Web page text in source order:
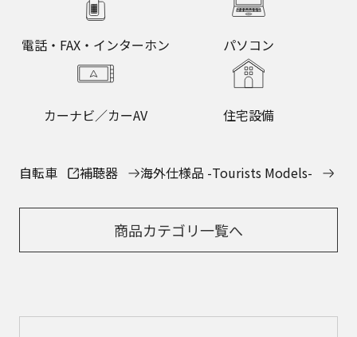
電話・FAX・インターホン パソコン
カーナビ／カーAV 住宅設備
自転車 補聴器 海外仕様品 -Tourists Models-
商品カテゴリ一覧へ